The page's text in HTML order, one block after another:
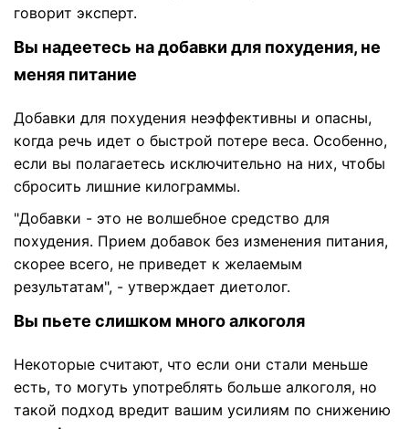
говорит эксперт.
Вы надеетесь на добавки для похудения, не
меняя питание
Добавки для похудения неэффективны и опасны,
когда речь идет о быстрой потере веса. Особенно,
если вы полагаетесь исключительно на них, чтобы
сбросить лишние килограммы.
"Добавки - это не волшебное средство для
похудения. Прием добавок без изменения питания,
скорее всего, не приведет к желаемым
результатам", - утверждает диетолог.
Вы пьете слишком много алкоголя
Некоторые считают, что если они стали меньше
есть, то могуть употреблять больше алкоголя, но
такой подход вредит вашим усилиям по снижению